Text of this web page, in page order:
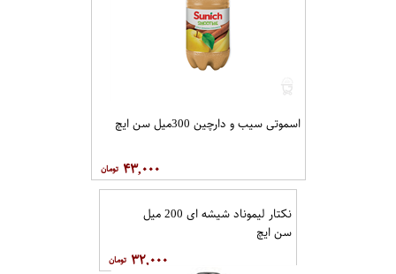
اسموتی سیب و دارچین 300میل سن ایچ
۴۳,۰۰۰
نکتار لیموناد شیشه ای 200 میل
سن ایچ
۳۲,۰۰۰